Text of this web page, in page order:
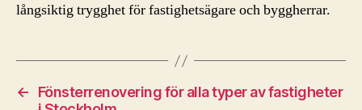
långsiktig trygghet för fastighetsägare och byggherrar.
←
Fönsterrenovering för alla typer av fastigheter